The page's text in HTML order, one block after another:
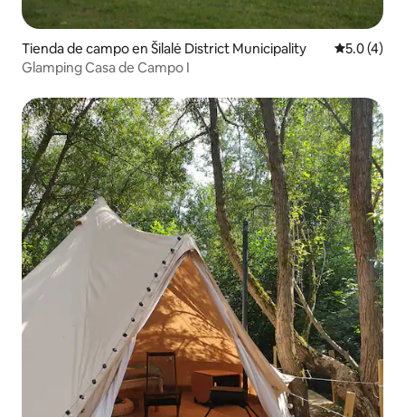
Tienda de campo en Šilalė District Municipality
5.0 (4)
Glamping Casa de Campo I